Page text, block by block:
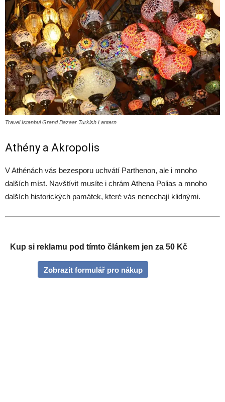
Travel Istanbul Grand Bazaar Turkish Lantern
Athény a Akropolis
V Athénách vás bezesporu uchvátí Parthenon, ale i mnoho
dalších míst. Navštívit musíte i chrám Athena Polias a mnoho
dalších historických památek, které vás nenechají klidnými.
Kup si reklamu pod tímto článkem jen za 50 Kč
Zobrazit formulář pro nákup